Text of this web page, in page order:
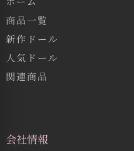
商品一覧
新作ドール
人気ドール
関連商品
会社情報